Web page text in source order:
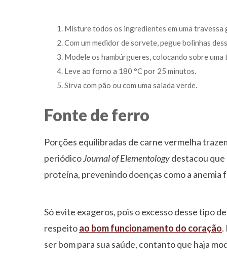
Misture todos os ingredientes em uma travessa
Com um medidor de sorvete, pegue bolinhas
Modele os hambúrgueres, colocando sobre
Leve ao forno a 180 °C por 25 minutos.
Sirva com pão ou com uma salada verde.
Fonte de ferro
Porções equilibradas de carne vermelha
periódicoJournal of Elementologydestacou
proteína, prevenindo doenças como a anemia
Só evite exageros, pois o excesso desse tipo
respeitoao bom funcionamento do coração.
ser bom para sua saúde, contanto que haja